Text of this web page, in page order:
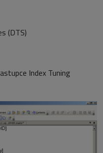
(DTS)
Index Tuning